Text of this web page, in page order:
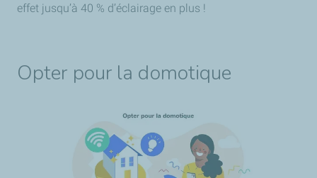
effet jusqu’à 40 % d’éclairage en plus !
Opter pour la domotique